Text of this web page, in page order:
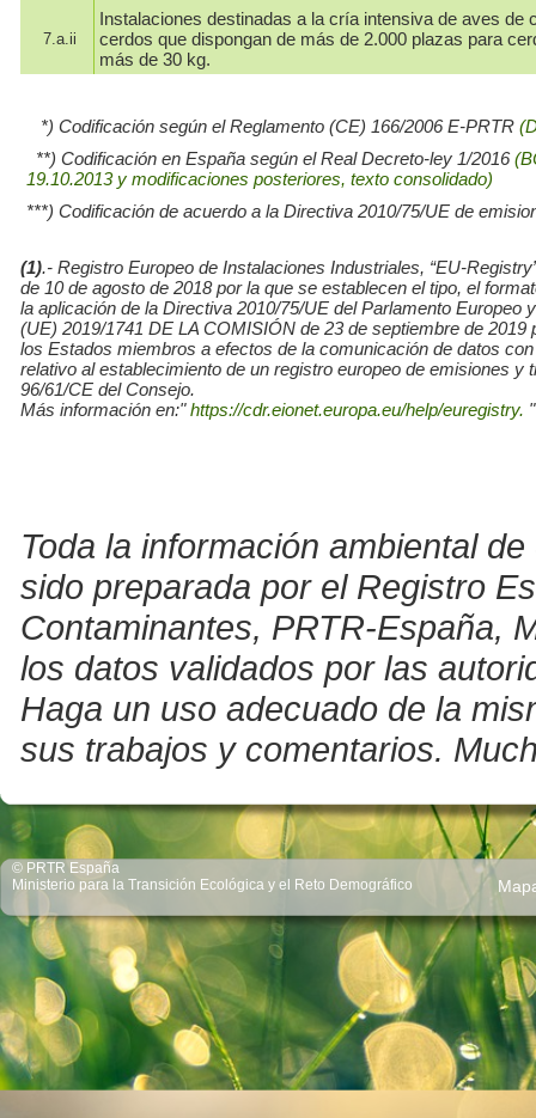
7.a.ii
Instalaciones destinadas a la cría intensiva de aves de
cerdos que dispongan de más de 2.000 plazas para
más de 30 kg.
*) Codificación según el Reglamento (CE) 166/2006 E-PRTR
**) Codificación en España según el Real Decreto-ley 1/2016
19.10.2013 y modificaciones posteriores, texto consolidado)
***) Codificación de acuerdo a la Directiva 2010/75/UE de
(1).- Registro Europeo de Instalaciones Industriales, “EU-
de 10 de agosto de 2018 por la que se establecen el tipo, el
la aplicación de la Directiva 2010/75/UE del Parlamento
(UE) 2019/1741 DE LA COMISIÓN de 23 de septiembre de
los Estados miembros a efectos de la comunicación de datos
relativo al establecimiento de un registro europeo de emisiones
96/61/CE del Consejo.
Más información en:"https://cdr.eionet.europa.eu/help/euregistry. "
Toda la información ambiental
sido preparada por el Registro
Contaminantes, PRTR-España,
los datos validados por las
Haga un uso adecuado de la
sus trabajos y comentarios.
© PRTR España
Ministerio para la Transición Ecológica y el Reto Demográfico